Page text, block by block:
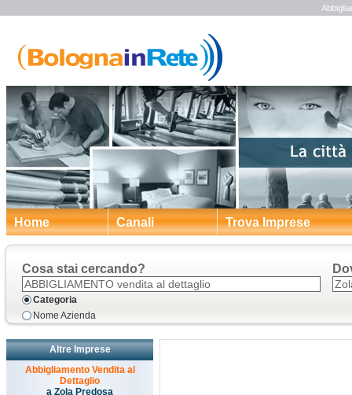
Home Canali Trova Imprese
Cosa stai cercando?
Categoria
Nome Azienda
Altre Imprese
Abbigliamento Vendita al
Dettaglio
a Zola Predosa